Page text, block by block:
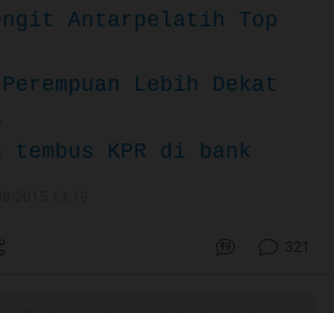
Antarpelatih Top
Lebih Dekat
KPR di bank
321